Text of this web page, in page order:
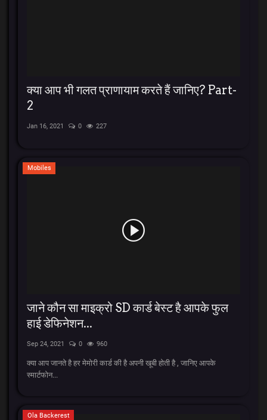
क्या आप भी गलत प्राणायाम करते हैं जानिए? Part-
2
Jan 16, 2021 0 227
Mobiles
जाने कौन सा माइक्रो SD कार्ड बेस्ट है आपके फुल
हाई डेफिनेशन...
Sep 24, 2021 0 960
क्या आप जानते है हर मेमोरी कार्ड की है अपनी खूबी होती है , जानिए आपके
स्मार्टफोन...
Ola Backerest